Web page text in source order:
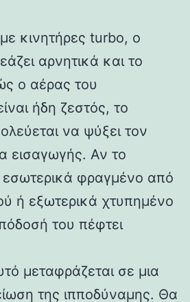
κινητήρες turbo, ο
αρνητικά και το
ο αέρας του
ήδη ζεστός, το
να ψύξει τον
εισαγωγής. Αν το
εσωτερικά φραγμένο από
ή εξωτερικά χτυπημένο
του πέφτει
μεταφράζεται σε μια
της ιπποδύναμης. Θα